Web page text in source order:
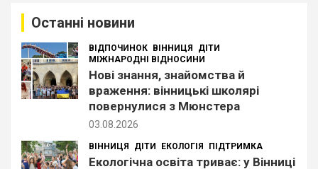
Останні новини
ВІДПОЧИНОК ВІННИЦЯ
ДІТИ
МІЖНАРОДНІ ВІДНОСИНИ
Нові знання, знайомства й
враження: вінницькі школярі
повернулися з Мюнстера
03.08.2026
ВІННИЦЯ ДІТИ ЕКОЛОГІЯ ПІДТРИМКА
Екологічна освіта триває: у Вінниці